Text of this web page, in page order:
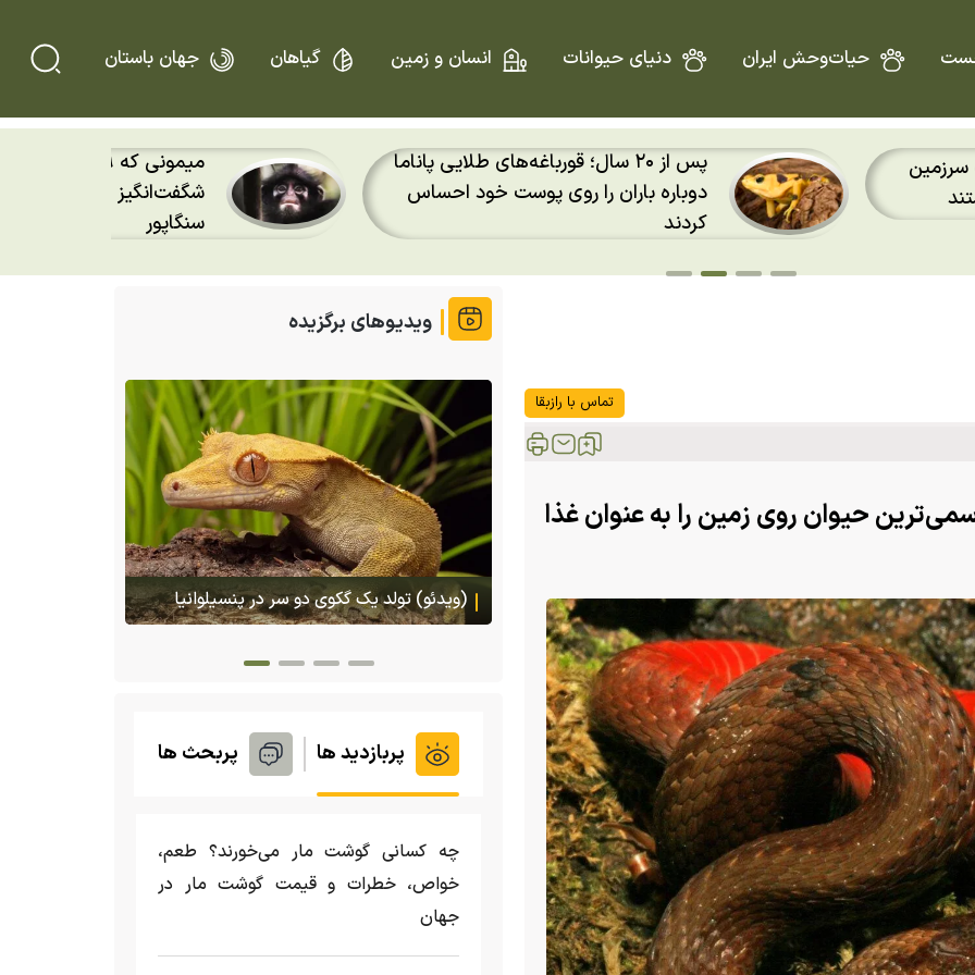
حیات‌وحش ایران دنیای حیوانات انسان و زمین گیاهان جهان باستان
به سرزمین
پس از ۲۰ سال؛ قورباغه‌های طلایی پاناما
دوباره باران را روی پوست خود احساس
کردند
شگفت‌انگیز لانگور رافلز
سنگاپور
تماس با رازبقا
حیوان روی زمین را به عنوان غذا
ویدیوهای برگزیده
کاملا شکسته؛ ادامه زندگی سگ فقط با یک فک
(ویدئو) تولد یک گکوی دو سر در پنسیلوانیا
پربازدید ها پربحث ها
چه کسانی گوشت مار می‌خورند؟ طعم،
خواص، خطرات و قیمت گوشت مار در
جهان